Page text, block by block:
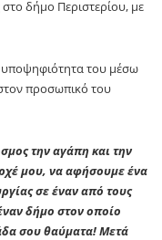
δήμο Περιστερίου, με
του μέσω
προσωπικό του
την αγάπη και την
μου, να αφήσουμε ένα
σε έναν από τους
δήμο στον οποίο
σου θαύματα! Μετά